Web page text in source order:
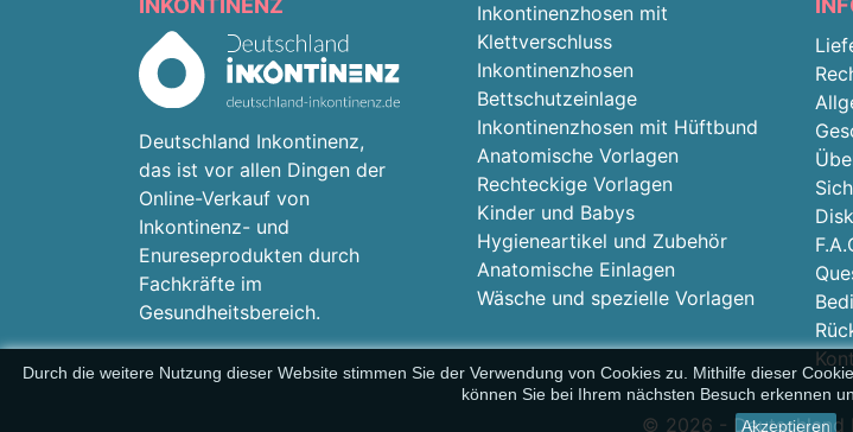
INKONTINENZ
Deutschland Inkontinenz,
das ist vor allen Dingen der
Online-Verkauf von
Inkontinenz- und
Enureseprodukten durch
Fachkräfte im
Gesundheitsbereich.
Inkontinenzhosen mit
Klettverschluss
Inkontinenzhosen
Bettschutzeinlage
Inkontinenzhosen mit Hüftbund
Anatomische Vorlagen
Rechteckige Vorlagen
Kinder und Babys
Hygieneartikel und Zubehör
Anatomische Einlagen
Wäsche und spezielle Vorlagen
Durch die weitere Nutzung dieser Website stimmen Sie der Verwendung von Cookies zu. Mithilfe dieser
können Sie bei Ihrem nächsten Besuch erkennen
Akzeptieren
© 2026 - Deutschland